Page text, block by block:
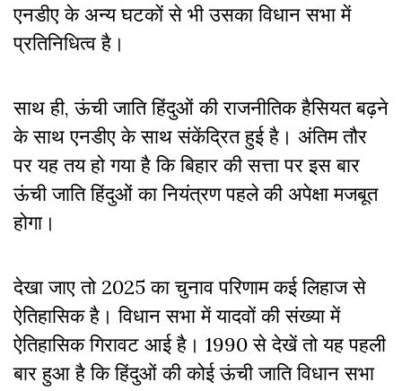
एनडीए के अन्य घटकों से भी उसका विधान सभा में
प्रतिनिधित्व है।
साथ ही, ऊंची जाति हिंदुओं की राजनीतिक हैसियत बढ़ने
के साथ एनडीए के साथ संकेंद्रित हुई है। अंतिम तौर
पर यह तय हो गया है कि बिहार की सत्ता पर इस बार
ऊंची जाति हिंदुओं का नियंत्रण पहले की अपेक्षा मजबूत
होगा।
देखा जाए तो 2025 का चुनाव परिणाम कई लिहाज से
ऐतिहासिक है। विधान सभा में यादवों की संख्या में
ऐतिहासिक गिरावट आई है। 1990 से देखें तो यह पहली
बार हुआ है कि हिंदुओं की कोई ऊंची जाति विधान सभा